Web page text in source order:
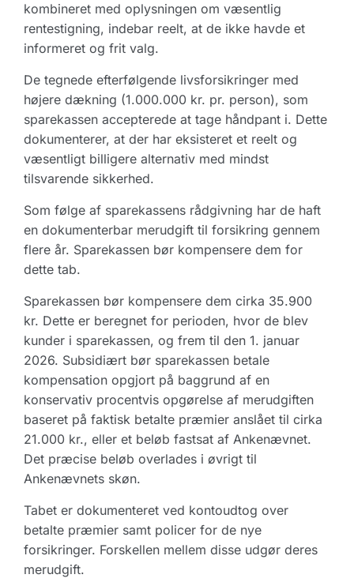
kombineret med oplysningen om væsentlig
rentestigning, indebar reelt, at de ikke havde et
informeret og frit valg.
De tegnede efterfølgende livsforsikringer med
højere dækning (1.000.000 kr. pr. person), som
sparekassen accepterede at tage håndpant i. Dette
dokumenterer, at der har eksisteret et reelt og
væsentligt billigere alternativ med mindst
tilsvarende sikkerhed.
Som følge af sparekassens rådgivning har de haft
en dokumenterbar merudgift til forsikring gennem
flere år. Sparekassen bør kompensere dem for
dette tab.
Sparekassen bør kompensere dem cirka 35.900
kr. Dette er beregnet for perioden, hvor de blev
kunder i sparekassen, og frem til den 1. januar
2026. Subsidiært bør sparekassen betale
kompensation opgjort på baggrund af en
konservativ procentvis opgørelse af merudgiften
baseret på faktisk betalte præmier anslået til cirka
21.000 kr., eller et beløb fastsat af Ankenævnet.
Det præcise beløb overlades i øvrigt til
Ankenævnets skøn.
Tabet er dokumenteret ved kontoudtog over
betalte præmier samt policer for de nye
forsikringer. Forskellen mellem disse udgør deres
merudgift.